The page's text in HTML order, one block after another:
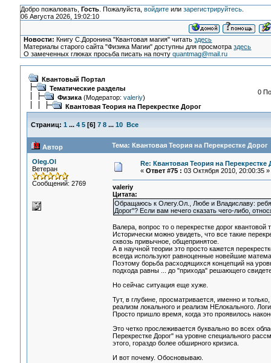
Добро пожаловать, Гость. Пожалуйста, войдитеили зарегистрируйтесь.
06 Августа 2026, 19:02:10
Новости: Книгу С.Доронина "Квантовая магия" читатьздесь
Материалы старого сайта "Физика Магии" доступны для просмотраздесь
О замеченных глюках просьба писать на почтуquantmag@mail.ru
Квантовый Портал
Тематические разделы
Физика(Модератор: valeriy)
Квантовая Теория на Перекрестке Дорог
0
Страниц: 1 ... 4 5[6] 7 8 ... 10 Все
Автор Тема: Квантовая Теория на Перекрестке Дорог
Oleg.Ol
Ветеран
Сообщений: 2769
Re: Квантовая Теория на Перекрестке
« Ответ #75 : 03 Октября 2010, 20:00:35 »
valeriy
Цитата:
Обращаюсь к Олегу.Ол., Любе и Владиславу:
Дорог"? Если вам нечего сказать чего-либо,
Валера, вопрос то о перекрестке дорог квантовой
Исторически можно увидеть, что все такие
сквозь привычное, общепринятое.
А в научной теории это просто кажется
всегда используют равноценные новейшие
Поэтому борьба расходящихся концепций на
подхода равны ... до "прихода" решающего
Но сейчас ситуация еще хуже.
Тут, в глубине, просматривается, именно и
реализм локального и реализм НЕлокального.
Просто пришло время, когда это проявилось
Это четко прослеживается буквально во всех
Перекрестке Дорог" на уровне специального
этого, гораздо более обширного кризиса.
И вот почему. Обосновываю.